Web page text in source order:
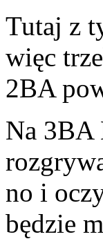
Tutaj z
więc
2BA
Na 3BA
no i
będzie